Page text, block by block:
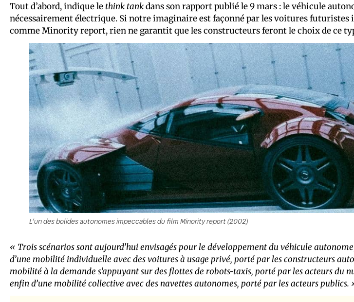
Tout d’abord, indique le think tankdansson rapportpublié le 9 mars : le véhicule
nécessairement électrique. Si notre imaginaire est façonné par les voitures futuristes
comme Minority report, rien ne garantit que les constructeurs feront le choix de ce
L’un des bolides autonomes impeccables du film Minority report (2002)
« Trois scénarios sont aujourd’hui envisagés pour le développement du véhicule autonome
d’une mobilité individuelle avec des voitures à usage privé, porté par les constructeurs
mobilité à la demande s’appuyant sur des flottes de robots-taxis, porté par les acteurs du
enfin d’une mobilité collective avec des navettes autonomes, porté par les acteurs publics.